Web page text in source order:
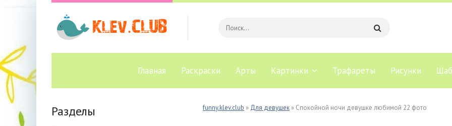
Главная Раскраски Арты Картинки Трафареты Рисунки
funny.klev.club » Для девушек » Спокойной ночи девушке любимой 22 фото
Разделы